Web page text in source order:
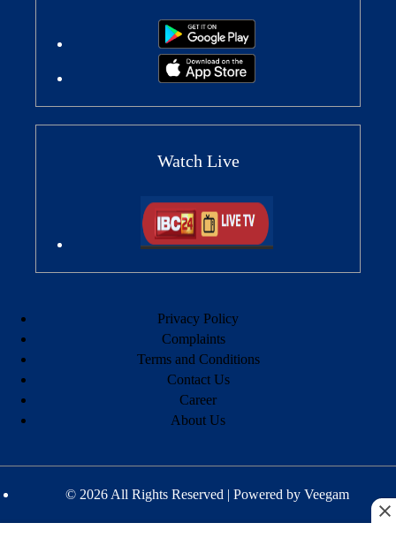
Watch Live
Privacy Policy
Complaints
Terms and Conditions
Contact Us
Career
About Us
© 2026 All Rights Reserved | Powered by Veegam